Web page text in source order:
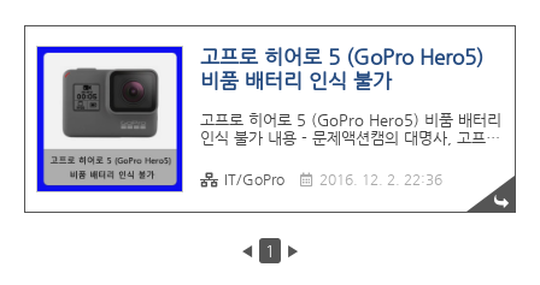
고프로 히어로 5 (GoPro Hero5)
비품 배터리 인식 불가
고프로 히어로 5 (GoPro Hero5) 비품 배터리
인식 불가 내용 - 문제액션캠의 대명사, 고프로
는 사용자중에 비품 배터리 (3rd party
battery, aftermarket battery 등등)를 사용
하는 사람들이 이번에 펌웨어 업데이트
는 현상이 발생하였다.정품배터리에서는 이러
한 문제가 발생하고 있지 않았는데, 펌웨어 업
IT/GoPro 2016. 12. 2. 22:36
◀ 1 ▶